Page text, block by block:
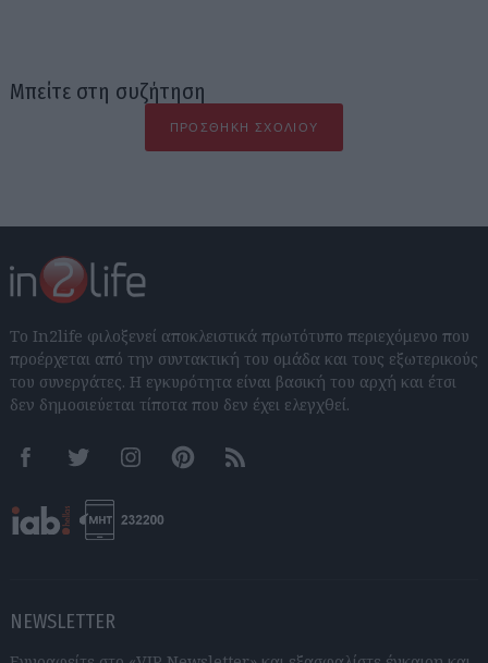
Μπείτε στη συζήτηση
ΠΡΟΣΘΉΚΗ ΣΧΟΛΊΟΥ
Το In2life φιλοξενεί αποκλειστικά πρωτότυπο περιεχόμενο που
προέρχεται από την συντακτική του ομάδα και τους εξωτερικούς
του συνεργάτες. Η εγκυρότητα είναι βασική του αρχή και έτσι
δεν δημοσιεύεται τίποτα που δεν έχει ελεγχθεί.
FacebookTwitter InstagramPinterestRSS feeds
NEWSLETTER